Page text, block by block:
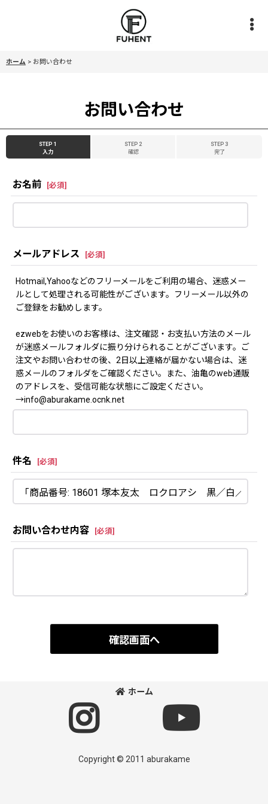
ホーム > お問い合わせ
お問い合わせ
STEP 1
入力
STEP 2
確認
STEP 3
完了
お名前 [必須]
メールアドレス [必須]
Hotmail,Yahooなどのフリーメールをご利用の場合、迷惑メー
ルとして処理される可能性がございます。フリーメール以外の
ご登録をお勧めします。
ezwebをお使いのお客様は、注文確認・お支払い方法のメール
が迷惑メールフォルダに振り分けられることがございます。ご
注文やお問い合わせの後、2日以上連絡が届かない場合は、迷
惑メールのフォルダをご確認ください。また、油亀のweb通販
のアドレスを、受信可能な状態にご設定ください。
→info@aburakame.ocnk.net
件名 [必須]
お問い合わせ内容 [必須]
確認画面へ
ホーム
Copyright © 2011 aburakame